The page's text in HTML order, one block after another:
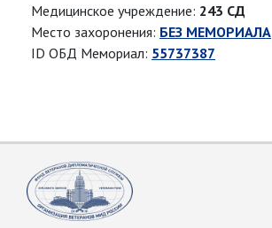
Медицинское учреждение: 243 СД
Место захоронения: БЕЗ МЕМОРИАЛА
ID ОБД Мемориал: 55737387